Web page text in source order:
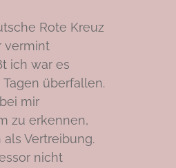
Rote Kreuz
vermint
ich war es
überfallen.
mir
zu erkennen,
Vertreibung.
nicht